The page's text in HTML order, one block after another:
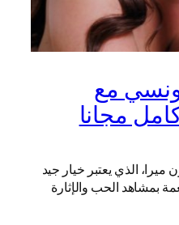
مع
الذي يعتبر خيار جيد
بمشاهد الحب والإثارة